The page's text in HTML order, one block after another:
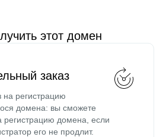
этот домен
заказ
регистрацию
домена: вы сможете
регистрацию домена, если
его не продлит.